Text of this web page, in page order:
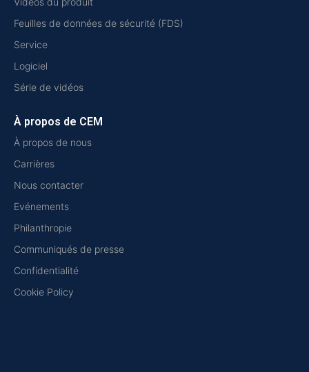
Feuilles de données de sécurité (FDS)
Service
Logiciel
Série de vidéos
À propos de CEM
À propos de nous
Carrières
Nous contacter
Evénements
Philanthropie
Communiqués de presse
Confidentialité
Cookie Policy